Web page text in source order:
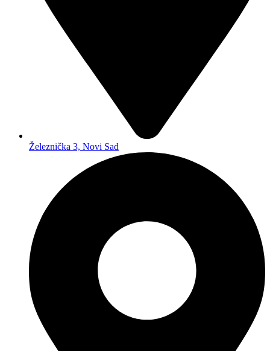
Železnička 3, Novi Sad